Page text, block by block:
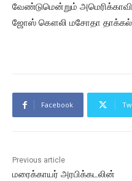
வேண்டுமென்றும்
ஜோஸ் கௌலி மசோதா தாக்கல்
Facebook
Previous article
மரைக்காயர் அரபிக்கடலின்